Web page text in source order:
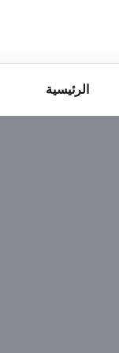
الرئيسية